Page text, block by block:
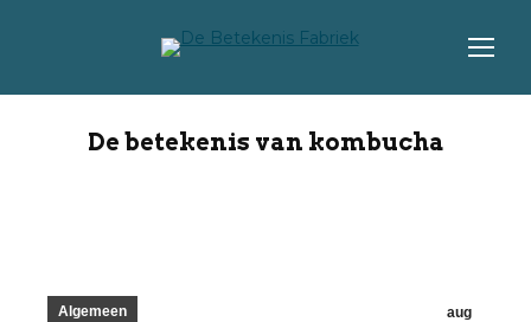
De betekenis van kombucha
aug
Algemeen